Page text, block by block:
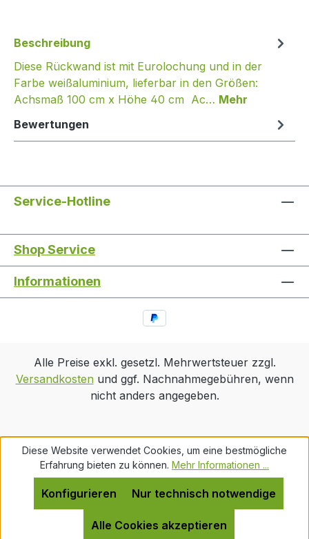
Beschreibung
Diese Rückwand ist mit Eurolochung und in der
Farbe weißaluminium, lieferbar in den Größen:
Achsmaß 100 cm x Höhe 40 cm Ac… Mehr
Bewertungen
Service-Hotline
Shop Service
Informationen
Alle Preise exkl. gesetzl. Mehrwertsteuer zzgl.
Versandkostenund ggf. Nachnahmegebühren, wenn
nicht anders angegeben.
Diese Website verwendet Cookies, um eine bestmögliche
Erfahrung bieten zu können. Mehr Informationen ...
Nur technisch notwendige
Konfigurieren
Alle Cookies akzeptieren